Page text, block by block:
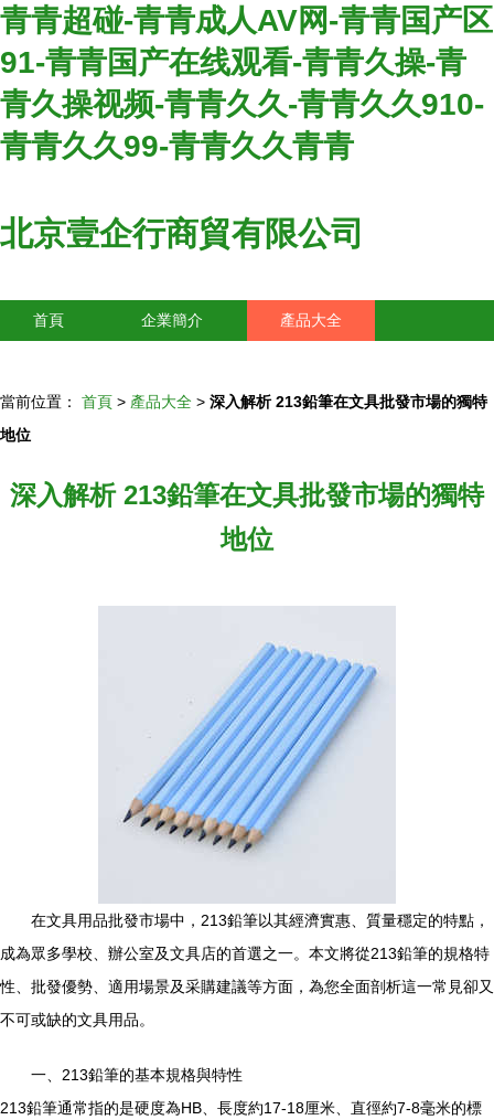
青青超碰-青青成人AV网-青青国产区
91-青青国产在线观看-青青久操-青
青久操视频-青青久久-青青久久910-
青青久久99-青青久久青青
北京壹企行商貿有限公司
首頁 企業簡介 產品大全
當前位置： 首頁 > 產品大全 > 深入解析 213鉛筆在文具批發市場的獨特
地位
深入解析 213鉛筆在文具批發市場的獨特
地位
在文具用品批發市場中，213鉛筆以其經濟實惠、質量穩定的特點，
成為眾多學校、辦公室及文具店的首選之一。本文將從213鉛筆的規格特
性、批發優勢、適用場景及采購建議等方面，為您全面剖析這一常見卻又
不可或缺的文具用品。
一、213鉛筆的基本規格與特性
213鉛筆通常指的是硬度為HB、長度約17-18厘米、直徑約7-8毫米的標